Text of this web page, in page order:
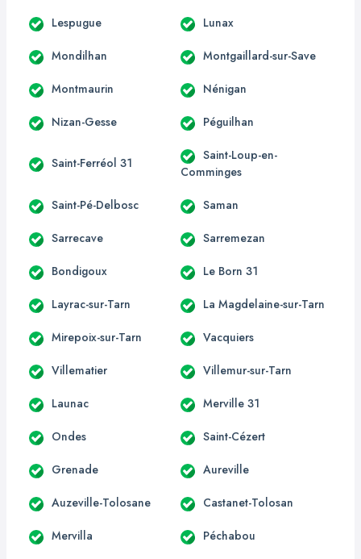
Lespugue Lunax
Mondilhan Montgaillard-sur-Save
Montmaurin Nénigan
Nizan-Gesse Péguilhan
Saint-Ferréol 31
Saint-Loup-en-
Comminges
Saint-Pé-Delbosc Saman
Sarrecave Sarremezan
Bondigoux Le Born 31
Layrac-sur-Tarn La Magdelaine-sur-Tarn
Mirepoix-sur-Tarn Vacquiers
Villematier Villemur-sur-Tarn
Launac Merville 31
Ondes Saint-Cézert
Grenade Aureville
Auzeville-Tolosane Castanet-Tolosan
Mervilla Péchabou